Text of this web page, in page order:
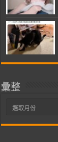
彙整
彙